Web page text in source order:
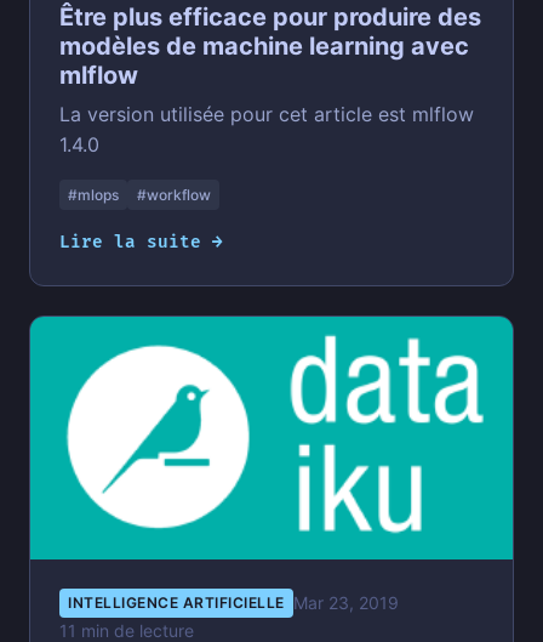
Être plus efficace pour produire des
modèles de machine learning avec
mlflow
La version utilisée pour cet article est mlflow
1.4.0
#mlops #workflow
Lire la suite →
INTELLIGENCE ARTIFICIELLE Mar 23, 2019
11 min de lecture